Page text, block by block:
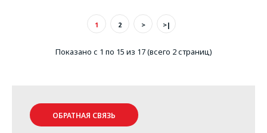
1 2 > >|
Показано с 1 по 15 из 17 (всего 2 страниц)
ОБРАТНАЯ СВЯЗЬ